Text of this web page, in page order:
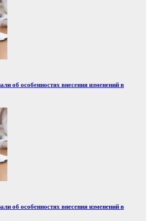
об особенностях внесения изменений в
об особенностях внесения изменений в